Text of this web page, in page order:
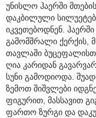
უნისლო ჰაერში
დაკბილული
იკვეთებოდნენ. ჰაერში
გამომშრალი ქერქის,
თავლაში
ღია კარიდან
სუნი გამოდიოდა.
ზემოთ შიშვლები
ფიგურით, მასსავით
ფართო ზურგი და